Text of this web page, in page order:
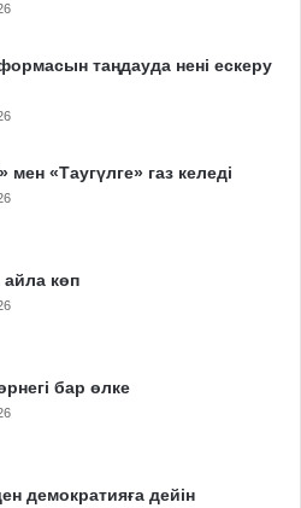
таңдауда нені ескеру
мен «Таугүлге» газ келеді
айла көп
бар өлке
демократияға дейін